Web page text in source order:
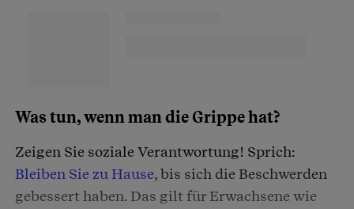
Was tun, wenn man die Grippe hat?
Zeigen Sie soziale Verantwortung! Sprich:
Bleiben Sie zu Hause, bis sich die Beschwerden
gebessert haben. Das gilt für Erwachsene wie